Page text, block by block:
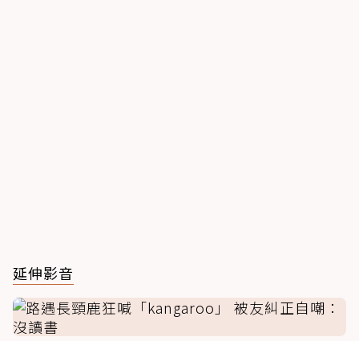
延伸影音